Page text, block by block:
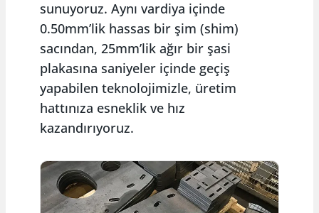
sunuyoruz. Aynı vardiya içinde
0.50mm’lik hassas bir şim (shim)
sacından, 25mm’lik ağır bir şasi
plakasına saniyeler içinde geçiş
yapabilen teknolojimizle, üretim
hattınıza esneklik ve hız
kazandırıyoruz.